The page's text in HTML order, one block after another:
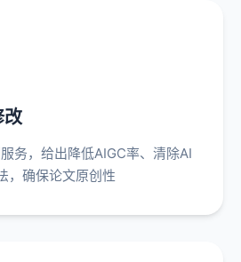
改
务，给出降低AIGC率、清除AI
，确保论文原创性